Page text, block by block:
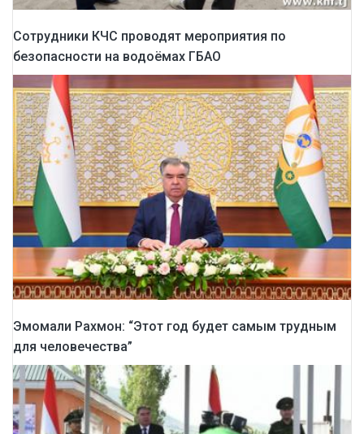
Сотрудники КЧС проводят мероприятия по
безопасности на водоёмах ГБАО
Эмомали Рахмон: “Этот год будет самым трудным
для человечества”